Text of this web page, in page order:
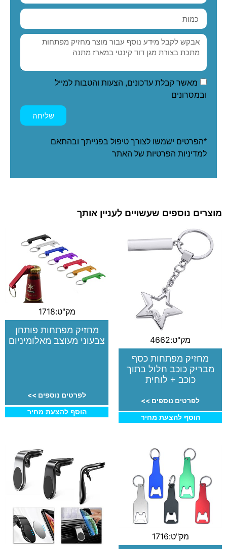
מאשר קבלת עדכונים, הצעות והטבות למייל
ובמסרונים
שליחה
*הפרטים ישמשו לצורך טיפול בפנייתך ובהתאם
למדיניות הפרטיות של האתר
מוצרים נוספים שעשויים לעניין אותך
מק"ט:4662
מחזיק מפתחות כסף
מבריק כוכב חלול בתוך
כוכב + לוחית
לפרטים נוספים >>
הוסף להצעת מחיר
מק"ט:1718
מחזיק מפתחות פותחן
צבעוני מעוצב מאלומיניום
לפרטים נוספים >>
הוסף להצעת מחיר
מק"ט:1716